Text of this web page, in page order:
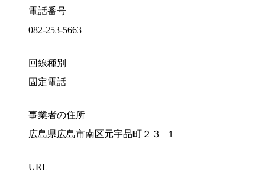
電話番号
082-253-5663
回線種別
固定電話
事業者の住所
広島県広島市南区元宇品町２３−１
URL